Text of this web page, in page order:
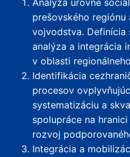
Analýza úrovne
prešovského regiónu
vojvodstva.
analýza a integrácia
v oblasti
Identifikácia
procesov
systematizáciu a
spolupráce na
rozvoj
Integrácia a